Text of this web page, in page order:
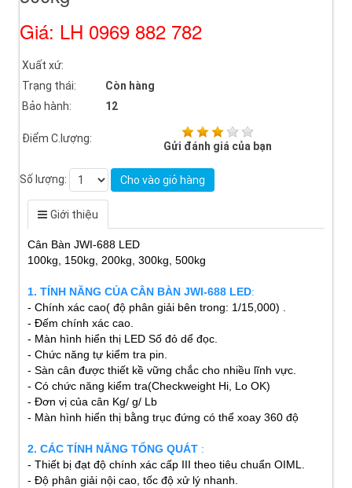
Giá: LH 0969 882 782
Xuất xứ:
Trạng thái:
Còn hàng
Bảo hành:
12
Điểm C.lượng:
Gửi đánh giá của bạn
Số lượng: Cho vào giỏ hàng
Giới thiệu
Cân Bàn JWI-688 LED
100kg, 150kg, 200kg, 300kg, 500kg
1. TÍNH NĂNG CỦA CÂN BÀN JWI-688 LED:
- Chính xác cao( độ phân giải bên trong: 1/15,000) .
- Đếm chính xác cao.
- Màn hình hiển thị LED Số đỏ dể đọc.
- Chức năng tự kiểm tra pin.
- Sàn cân được thiết kề vững chắc cho nhiều lĩnh vực.
- Có chức năng kiểm tra(Checkweight Hi, Lo OK)
- Đơn vị của cân Kg/ g/ Lb
- Màn hình hiển thị bằng trục đứng có thể xoay 360 độ
2. CÁC TÍNH NĂNG TỔNG QUÁT :
- Thiết bị đạt độ chính xác cấp III theo tiêu chuẩn OIML.
- Độ phân giải nội cao, tốc độ xử lý nhanh.